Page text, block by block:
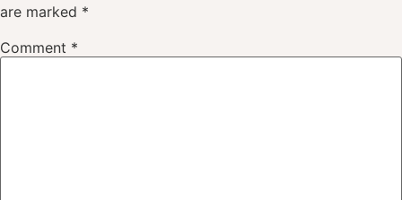
are marked *
Comment *